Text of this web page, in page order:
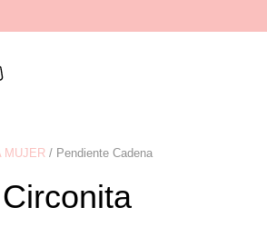
MUJER / Pendiente Cadena